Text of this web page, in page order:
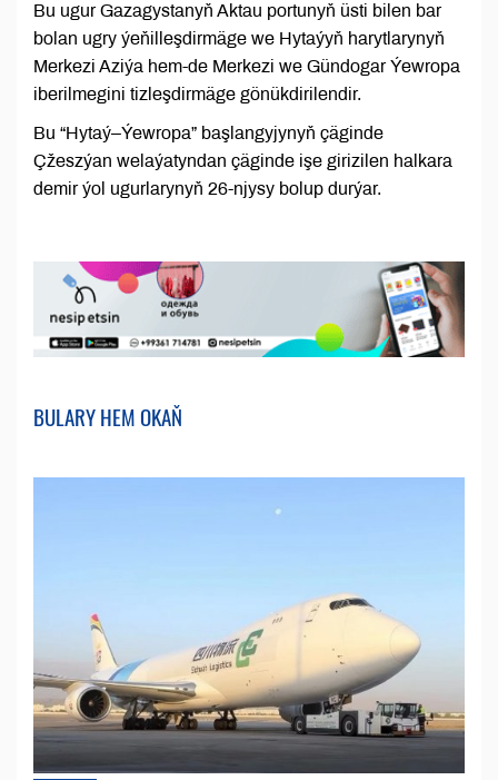
Bu ugur Gazagystanyň Aktau portunyň üsti bilen bar
bolan ugry ýeňilleşdirmäge we Hytaýyň harytlarynyň
Merkezi Aziýa hem-de Merkezi we Gündogar Ýewropa
iberilmegini tizleşdirmäge gönükdirilendir.
Bu “Hytaý–Ýewropa” başlangyjynyň çäginde
Çžeszýan welaýatyndan çäginde işe girizilen halkara
demir ýol ugurlarynyň 26-njysy bolup durýar.
BULARY HEM OKAŇ